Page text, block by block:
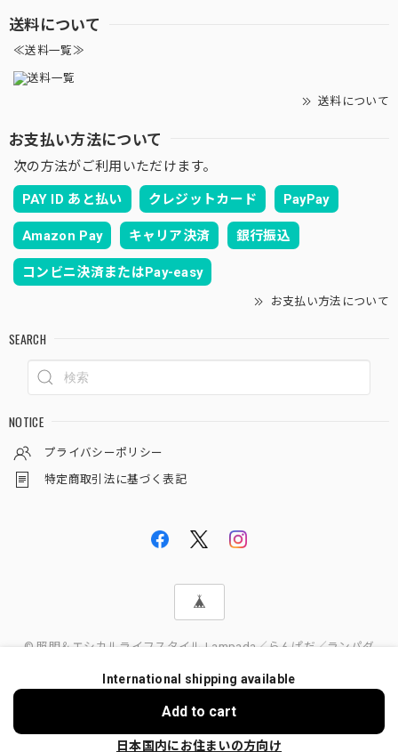
送料について
≪送料一覧≫
送料について
お支払い方法について
次の方法がご利用いただけます。
PAY ID あと払い クレジットカード PayPay
Amazon Pay キャリア決済 銀行振込
コンビニ決済またはPay-easy
お支払い方法について
SEARCH
NOTICE
プライバシーポリシー
特定商取引法に基づく表記
© 照明＆エシカルライフスタイル Lampada／らんぱだ／ランパダ
International shipping available
Add to cart
日本国内にお住まいの方向け